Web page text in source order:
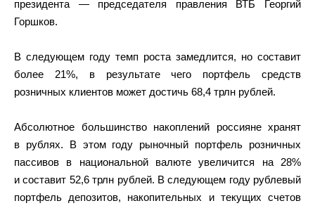
президента — председателя правления ВТБ Георгий
Горшков.
В следующем году темп роста замедлится, но составит
более 21%, в результате чего портфель средств
розничных клиентов может достичь 68,4 трлн рублей.
Абсолютное большинство накоплений россияне хранят
в рублях. В этом году рыночный портфель розничных
пассивов в национальной валюте увеличится на 28%
и составит 52,6 трлн рублей. В следующем году рублевый
портфель депозитов, накопительных и текущих счетов